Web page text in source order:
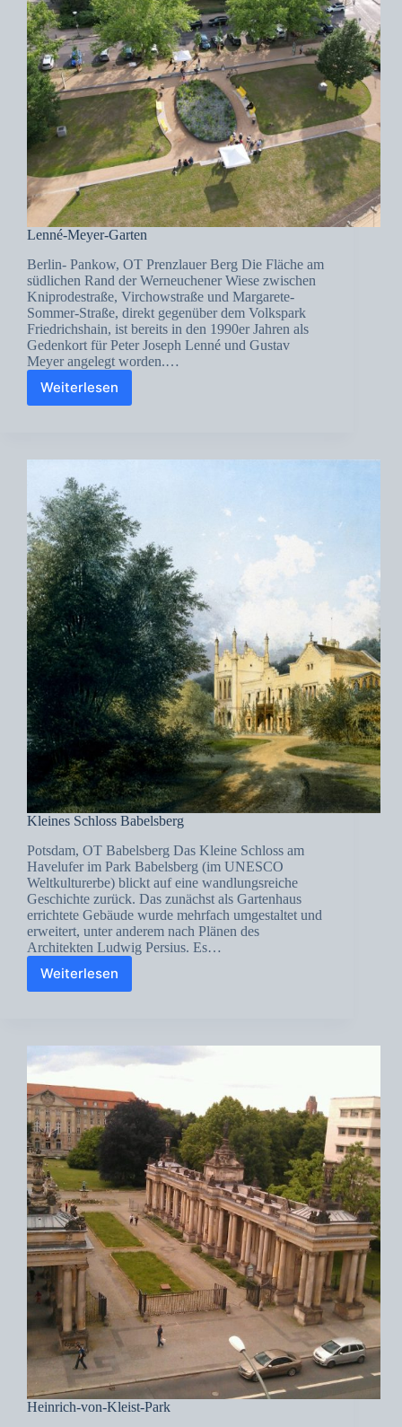
Lenné-Meyer-Garten
Berlin- Pankow, OT Prenzlauer Berg Die Fläche am
südlichen Rand der Werneuchener Wiese zwischen
Kniprodestraße, Virchowstraße und Margarete-
Sommer-Straße, direkt gegenüber dem Volkspark
Friedrichshain, ist bereits in den 1990er Jahren als
Gedenkort für Peter Joseph Lenné und Gustav
Meyer angelegt worden.…
Weiterlesen
Lenné-
Meyer-
Kleines Schloss Babelsberg
Potsdam, OT Babelsberg Das Kleine Schloss am
Havelufer im Park Babelsberg (im UNESCO
Weltkulturerbe) blickt auf eine wandlungsreiche
Geschichte zurück. Das zunächst als Gartenhaus
errichtete Gebäude wurde mehrfach umgestaltet und
erweitert, unter anderem nach Plänen des
Architekten Ludwig Persius. Es…
Weiterlesen
Kleines
Schloss
Heinrich-von-Kleist-Park